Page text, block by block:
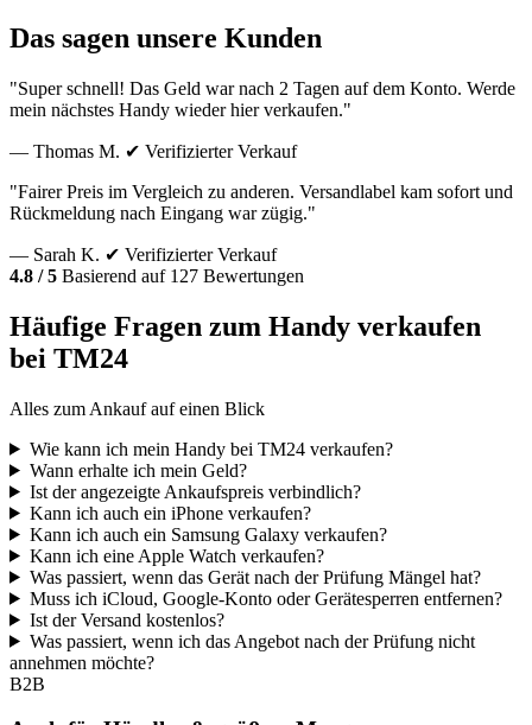
Das sagen unsere Kunden
"Super schnell! Das Geld war nach 2 Tagen auf dem Konto. Werde
mein nächstes Handy wieder hier verkaufen."
— Thomas M. ✔ Verifizierter Verkauf
"Fairer Preis im Vergleich zu anderen. Versandlabel kam sofort und
Rückmeldung nach Eingang war zügig."
— Sarah K. ✔ Verifizierter Verkauf
4.8 / 5 Basierend auf 127 Bewertungen
Häufige Fragen zum Handy verkaufen
bei TM24
Alles zum Ankauf auf einen Blick
Wie kann ich mein Handy bei TM24 verkaufen?
Wann erhalte ich mein Geld?
Ist der angezeigte Ankaufspreis verbindlich?
Kann ich auch ein iPhone verkaufen?
Kann ich auch ein Samsung Galaxy verkaufen?
Kann ich eine Apple Watch verkaufen?
Was passiert, wenn das Gerät nach der Prüfung Mängel hat?
Muss ich iCloud, Google-Konto oder Gerätesperren entfernen?
Ist der Versand kostenlos?
Was passiert, wenn ich das Angebot nach der Prüfung nicht
annehmen möchte?
B2B